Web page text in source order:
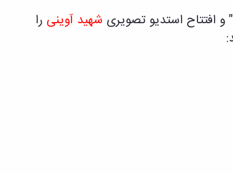
" و افتتاح استدیو تصویری شهید آوینی را